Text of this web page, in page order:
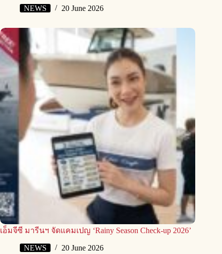
NEWS 20 June 2026
เอ็มจีซี มารีนฯ จัดแคมเปญ ‘Rainy Season Check-up 2026’
NEWS 20 June 2026